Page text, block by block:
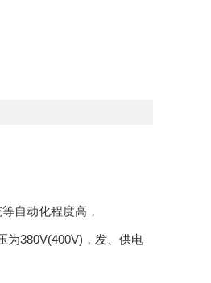
自动化程度高，
为380V(400V)，发、供电